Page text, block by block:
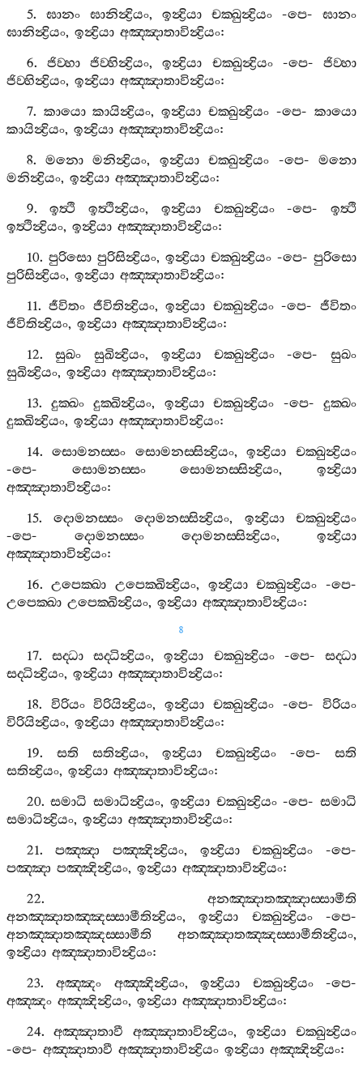
5. ඝානං ඝානින්‍ද්‍රියං, ඉන්‍ද්‍රියා චක‍්ඛුන්‍ද්‍රියං-පෙ- ඝානං
ඝානින්‍ද්‍රියං, ඉන්‍ද්‍රියා අඤ‍්ඤාතාවින්‍ද්‍රියං:
6. ජිව‍්හා ජිව‍්හින්‍ද්‍රියං,ඉන්‍ද්‍රියා චක‍්ඛුන්‍ද්‍රියං-පෙ-ජිව‍්හා
ජිව‍්හින්‍ද්‍රියං, ඉන්‍ද්‍රියා අඤ‍්ඤාතාවින්‍ද්‍රියං:
7. කායො කායින්‍ද්‍රියං,ඉන්‍ද්‍රියා චක‍්ඛුන්‍ද්‍රියං -පෙ-කායො
කායින්‍ද්‍රියං, ඉන්‍ද්‍රියා අඤ‍්ඤාතාවින්‍ද්‍රියං:
8.මනො මනින්‍ද්‍රියං, ඉන්‍ද්‍රියා චක‍්ඛුන්‍ද්‍රියං -පෙ-මනො
මනින්‍ද්‍රියං, ඉන්‍ද්‍රියා අඤ‍්ඤාතාවින්‍ද්‍රියං:
9.ඉත්‍ථි ඉත්‍ථින්‍ද්‍රියං, ඉන්‍ද්‍රියා චක‍්ඛුන්‍ද්‍රියං-පෙ-ඉත්‍ථි
ඉත්‍ථින්‍ද්‍රියං, ඉන්‍ද්‍රියා අඤ‍්ඤාතාවින්‍ද්‍රියං:
10. පුරිසො පුරිසින්‍ද්‍රියං, ඉන්‍ද්‍රියා චක‍්ඛුන්‍ද්‍රියං-පෙ- පුරිසො
පුරිසින්‍ද්‍රියං, ඉන්‍ද්‍රියා අඤ‍්ඤාතාවින්‍ද්‍රියං:
11.ජීවිතං ජීවිතින්‍ද්‍රියං,ඉන්‍ද්‍රියා චක‍්ඛුන්‍ද්‍රියං-පෙ- ජීවිතං
ජීවිතින්‍ද්‍රියං, ඉන්‍ද්‍රියා අඤ‍්ඤාතාවින්‍ද්‍රියං:
12.සුඛං සුඛින්‍ද්‍රියං, ඉන්‍ද්‍රියා චක‍්ඛුන්‍ද්‍රියං-පෙ-සුඛං
සුඛින්‍ද්‍රියං, ඉන්‍ද්‍රියා අඤ‍්ඤාතාවින්‍ද්‍රියං:
13.දුක‍්ඛං දුක‍්ඛින්‍ද්‍රියං, ඉන්‍ද්‍රියා චක‍්ඛුන්‍ද්‍රියං -පෙ-දුක‍්ඛං
දුක‍්ඛින්‍ද්‍රියං, ඉන්‍ද්‍රියා අඤ‍්ඤාතාවින්‍ද්‍රියං:
14.සොමනස‍්සං සොමනස‍්සින්‍ද්‍රියං,ඉන්‍ද්‍රියා
චක‍්ඛුන්‍ද්‍රියං
-පෙ- සොමනස‍්සං සොමනස‍්සින්‍ද්‍රියං,ඉන්‍ද්‍රියා
අඤ‍්ඤාතාවින්‍ද්‍රියං:
15. දොමනස‍්සං දොමනස‍්සින්‍ද්‍රියං, ඉන්‍ද්‍රියා
චක‍්ඛුන්‍ද්‍රියං
-පෙ- දොමනස‍්සං දොමනස‍්සින්‍ද්‍රියං, ඉන්‍ද්‍රියා
අඤ‍්ඤාතාවින්‍ද්‍රියං:
16.උපෙක‍්ඛා උපෙක‍්ඛින්‍ද්‍රියං, ඉන්‍ද්‍රියා චක‍්ඛුන්‍ද්‍රියං -පෙ-
උපෙක‍්ඛා උපෙක‍්ඛින්‍ද්‍රියං, ඉන්‍ද්‍රියා අඤ‍්ඤාතාවින්‍ද්‍රියං:
8
17. සද‍්ධා සද‍්ධින්‍ද්‍රියං,ඉන්‍ද්‍රියා චක‍්ඛුන්‍ද්‍රියං-පෙ-සද‍්ධා
සද‍්ධින්‍ද්‍රියං, ඉන්‍ද්‍රියා අඤ‍්ඤාතාවින්‍ද්‍රියං:
18. විරියං විරියින්‍ද්‍රියං,ඉන්‍ද්‍රියා චක‍්ඛුන්‍ද්‍රියං -පෙ-විරියං
විරියින්‍ද්‍රියං, ඉන්‍ද්‍රියා අඤ‍්ඤාතාවින්‍ද්‍රියං:
19. සති සතින්‍ද්‍රියං, ඉන්‍ද්‍රියා චක‍්ඛුන්‍ද්‍රියං-පෙ- සති
සතින්‍ද්‍රියං, ඉන්‍ද්‍රියා අඤ‍්ඤාතාවින්‍ද්‍රියං:
20.සමාධි සමාධින්‍ද්‍රියං, ඉන්‍ද්‍රියා චක‍්ඛුන්‍ද්‍රියං-පෙ-සමාධි
සමාධින්‍ද්‍රියං, ඉන්‍ද්‍රියා අඤ‍්ඤාතාවින්‍ද්‍රියං:
21.පඤ‍්ඤා පඤ‍්ඤින්‍ද්‍රියං, ඉන්‍ද්‍රියා චක‍්ඛුන්‍ද්‍රියං -පෙ-
පඤ‍්ඤා පඤ‍්ඤින්‍ද්‍රියං, ඉන්‍ද්‍රියා අඤ‍්ඤාතාවින්‍ද්‍රියං:
22. අනඤ‍්ඤාතඤ‍්ඤාස‍්සාමීති
අනඤ‍්ඤාතඤ‍්ඤස‍්සාමීතින්‍ද්‍රියං,ඉන්‍ද්‍රියා චක‍්ඛුන්‍ද්‍රියං-පෙ-
අනඤ‍්ඤාතඤ‍්ඤස‍්සාමීති
අනඤ‍්ඤාතඤ‍්ඤස‍්සාමීතින්‍ද්‍රියං,
ඉන්‍ද්‍රියා අඤ‍්ඤාතාවින්‍ද්‍රියං:
23.අඤ‍්ඤං අඤ‍්ඤින්‍ද්‍රියං,ඉන්‍ද්‍රියා චක‍්ඛුන්‍ද්‍රියං-පෙ-
අඤ‍්ඤං අඤ‍්ඤින්‍ද්‍රියං, ඉන්‍ද්‍රියා අඤ‍්ඤාතාවින්‍ද්‍රියං:
24.අඤ‍්ඤාතාවී අඤ‍්ඤාතාවින්‍ද්‍රියං,ඉන්‍ද්‍රියා
චක‍්ඛුන්‍ද්‍රියං
-පෙ- අඤ‍්ඤාතාවී අඤ‍්ඤාතාවින්‍ද්‍රියං ඉන්‍ද්‍රියා අඤ‍්ඤින්‍ද්‍රියං: